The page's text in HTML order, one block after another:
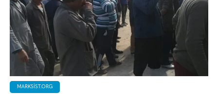
MARKSIST.ORG